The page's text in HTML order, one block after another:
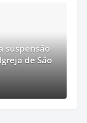
suspensão
de São